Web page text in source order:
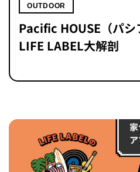
OUTDOOR
Pacific HOUSE（パシ
LIFE LABEL大解剖